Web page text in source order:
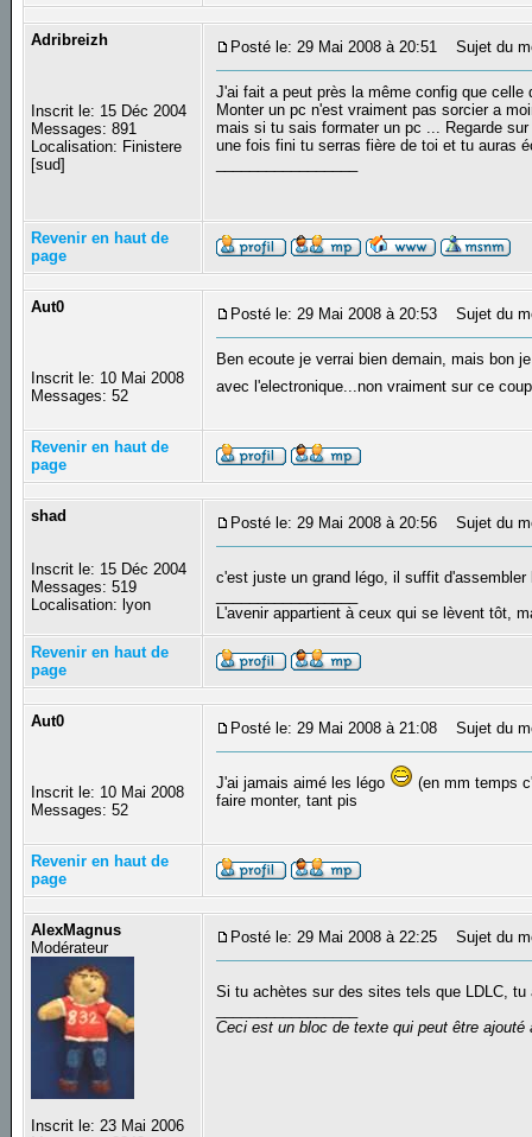
Adribreizh
Inscrit le: 15 Déc 2004
Messages: 891
Localisation: Finistere
[sud]
Posté le: 29 Mai 2008 à 20:51 Sujet du
J'ai fait a peut près la même config que
Monter un pc n'est vraiment pas sorcier a
mais si tu sais formater un pc ... Regarde
une fois fini tu serras fière de toi et tu auras
Revenir en haut de
page
Aut0
Inscrit le: 10 Mai 2008
Messages: 52
Posté le: 29 Mai 2008 à 20:53 Sujet du
Ben ecoute je verrai bien demain, mais bon
avec l'electronique...non vraiment sur ce
Revenir en haut de
page
shad
Inscrit le: 15 Déc 2004
Messages: 519
Localisation: lyon
Posté le: 29 Mai 2008 à 20:56 Sujet du
c'est juste un grand légo, il suffit
L'avenir appartient à ceux qui se lèvent tôt,
Revenir en haut de
page
Aut0
Inscrit le: 10 Mai 2008
Messages: 52
Posté le: 29 Mai 2008 à 21:08 Sujet du
J'ai jamais aimé les légo
(en mm temps
faire monter, tant pis
Revenir en haut de
page
AlexMagnus
Modérateur
Inscrit le: 23 Mai 2006
Posté le: 29 Mai 2008 à 22:25 Sujet du
Si tu achètes sur des sites tels que LDLC,
Ceci est un bloc de texte qui peut être